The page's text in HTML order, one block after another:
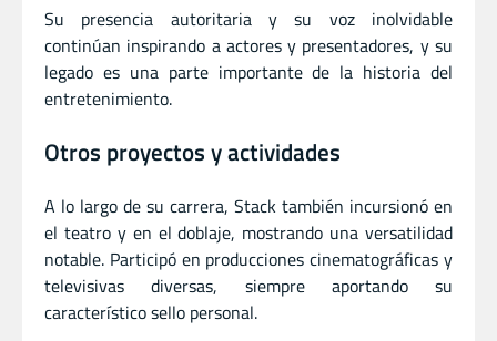
Su presencia autoritaria y su voz inolvidable
continúan inspirando a actores y presentadores, y su
legado es una parte importante de la historia del
entretenimiento.
Otros proyectos y actividades
A lo largo de su carrera, Stack también incursionó en
el teatro y en el doblaje, mostrando una versatilidad
notable. Participó en producciones cinematográficas y
televisivas diversas, siempre aportando su
característico sello personal.